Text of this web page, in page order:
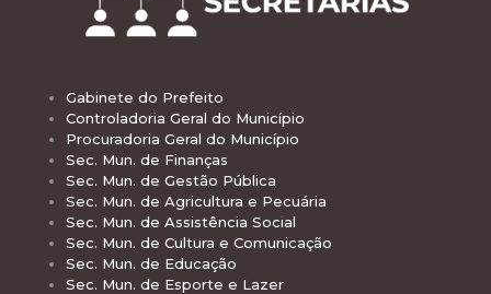
Gabinete do Prefeito
Controladoria Geral do Município
Procuradoria Geral do Município
Sec. Mun. de Finanças
Sec. Mun. de Gestão Pública
Sec. Mun. de Agricultura e Pecuária
Sec. Mun. de Assistência Social
Sec. Mun. de Cultura e Comunicação
Sec. Mun. de Educação
Sec. Mun. de Esporte e Lazer